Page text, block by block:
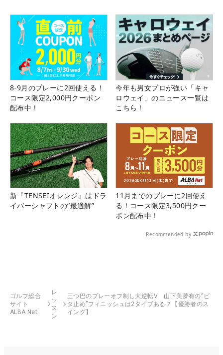
8-9月のプレーに2回使える！
コース限定2,000円クーポン
配布中！
今年も男女プロが強い「キャ
ロウェイ」のニュース一覧は
こちら！
新『TENSEIオレンジ』はドラ
イバーシャフトの“最適解”
11月までのプレーに2回使え
る！コース限定3,500円クー
ポン配布中！
Recommended by
ゴルフ総合
サイト
ALBA Net
レ
ッ
ス
ン
三つ巴のプレーオフ制し大逆転V 山下美夢有の“ビ
タ止め”フィニッシュは2タイプある？【優勝者のス
イング】